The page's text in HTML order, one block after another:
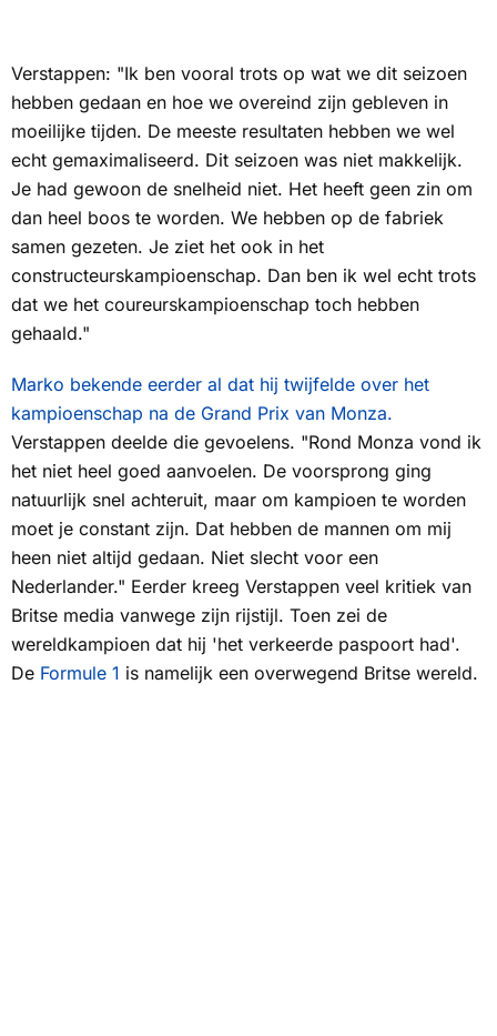
Verstappen: "Ik ben vooral trots op wat we dit seizoen
hebben gedaan en hoe we overeind zijn gebleven in
moeilijke tijden. De meeste resultaten hebben we wel
echt gemaximaliseerd. Dit seizoen was niet makkelijk.
Je had gewoon de snelheid niet. Het heeft geen zin om
dan heel boos te worden. We hebben op de fabriek
samen gezeten. Je ziet het ook in het
constructeurskampioenschap. Dan ben ik wel echt trots
dat we het coureurskampioenschap toch hebben
gehaald."
Marko bekende eerder al dat hij twijfelde over het
kampioenschap na de Grand Prix van Monza.
Verstappen deelde die gevoelens. "Rond Monza vond ik
het niet heel goed aanvoelen. De voorsprong ging
natuurlijk snel achteruit, maar om kampioen te worden
moet je constant zijn. Dat hebben de mannen om mij
heen niet altijd gedaan. Niet slecht voor een
Nederlander." Eerder kreeg Verstappen veel kritiek van
Britse media vanwege zijn rijstijl. Toen zei de
wereldkampioen dat hij 'het verkeerde paspoort had'.
De Formule 1 is namelijk een overwegend Britse wereld.